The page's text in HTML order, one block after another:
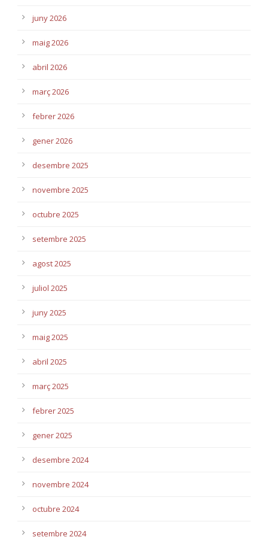
juny 2026
maig 2026
abril 2026
març 2026
febrer 2026
gener 2026
desembre 2025
novembre 2025
octubre 2025
setembre 2025
agost 2025
juliol 2025
juny 2025
maig 2025
abril 2025
març 2025
febrer 2025
gener 2025
desembre 2024
novembre 2024
octubre 2024
setembre 2024